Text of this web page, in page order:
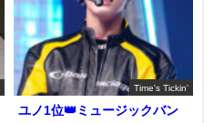
Time's Tickin'
ユノ1位👑ミュージックバン